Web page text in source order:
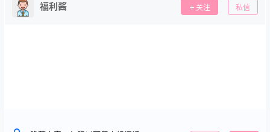
福利酱 关注 私信